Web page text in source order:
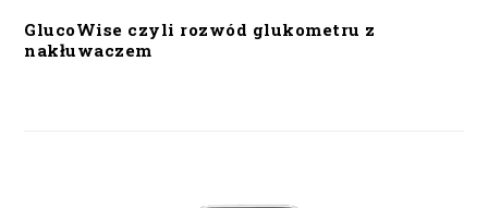
GlucoWise czyli rozwód glukometru z
nakłuwaczem